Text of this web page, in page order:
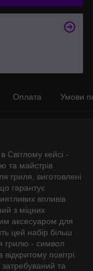
Оплата Умови
Світлому кейсі -
та майстрів
гриля, виготовлені
гарантує
впливів
з міцних
аксесуаром для
цей набір більш
грилю - символ
повітрі.
та